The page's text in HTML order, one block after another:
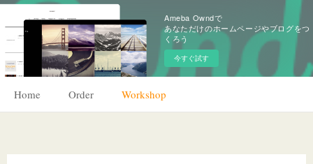
Ameba Owndで
あなただけのホームページやブログをつ
くろう
今すぐ試す
Home Order Workshop